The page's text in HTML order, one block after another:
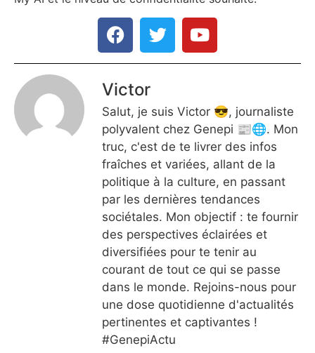
Victor
Salut, je suis Victor 😎, journaliste
polyvalent chez Genepi 📰🌐. Mon
truc, c'est de te livrer des infos
fraîches et variées, allant de la
politique à la culture, en passant
par les dernières tendances
sociétales. Mon objectif : te fournir
des perspectives éclairées et
diversifiées pour te tenir au
courant de tout ce qui se passe
dans le monde. Rejoins-nous pour
une dose quotidienne d'actualités
pertinentes et captivantes !
#GenepiActu